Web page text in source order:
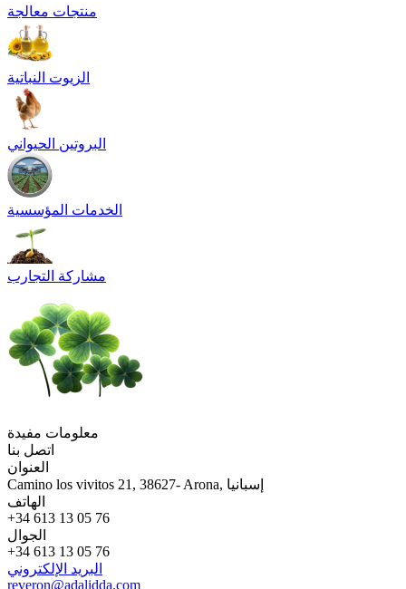
منتجات معالجة
الزيوت النباتية
البروتين الحيواني
الخدمات المؤسسية
مشاركة التجارب
معلومات مفيدة
اتصل بنا
العنوان
Camino los vivitos 21, 38627- Arona, إسبانيا
الهاتف
+34 613 13 05 76
الجوال
+34 613 13 05 76
البريد الإلكتروني
reveron@adalidda.com